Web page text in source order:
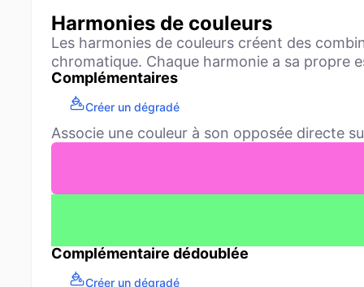
Harmonies de couleurs
Les harmonies de couleurs créent des
chromatique. Chaque harmonie a sa propre
Complémentaires
Créer un dégradé
Associe une couleur à son opposée directe
Complémentaire dédoublée
Créer un dégradé